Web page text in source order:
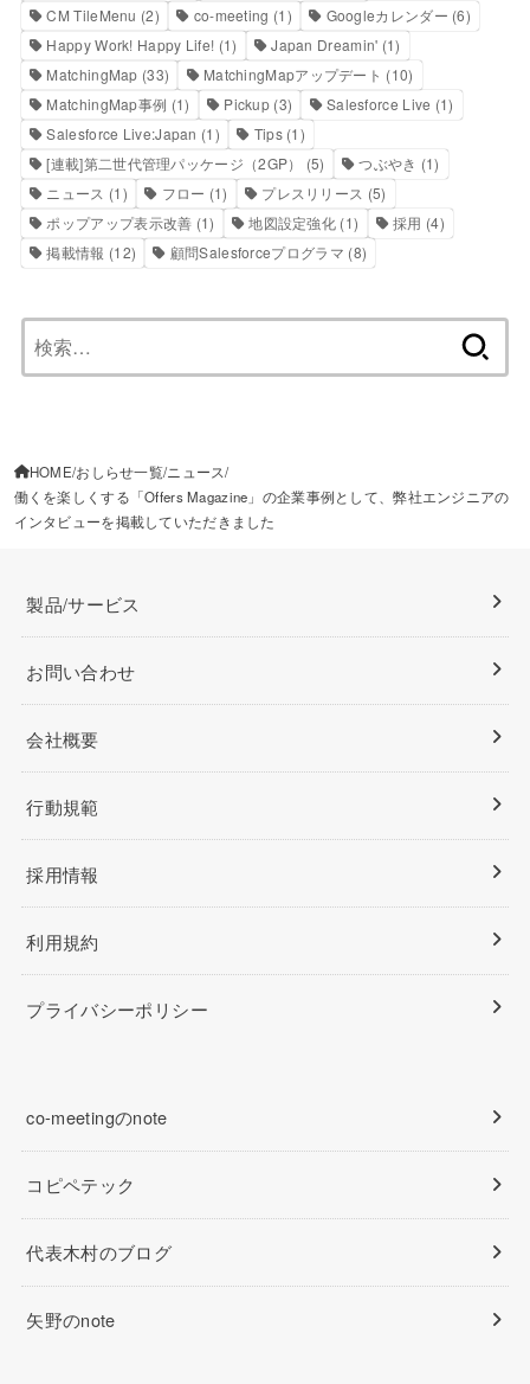
CM TileMenu (2) co-meeting (1) Googleカレンダー (6)
Happy Work! Happy Life! (1) Japan Dreamin' (1)
MatchingMap (33) MatchingMapアップデート (10)
MatchingMap事例 (1) Pickup (3) Salesforce Live (1)
Salesforce Live:Japan (1) Tips(1)
[連載]第二世代管理パッケージ（2GP）
(5) つぶやき (1)
ニュース (1) フロー (1) プレスリリース (5)
ポップアップ表示改善 (1) 地図設定強化 (1) 採用 (4)
掲載情報 (12) 顧問Salesforceプログラマ (8)
索:
HOME おしらせ一覧 ニュース
働くを楽しくする「Offers Magazine」の企業事例として、弊社エンジニアの
インタビューを掲載していただきました
製品/サービス
お問い合わせ
会社概要
行動規範
採用情報
利用規約
プライバシーポリシー
co-meetingのnote
コピペテック
代表木村のブログ
矢野のnote